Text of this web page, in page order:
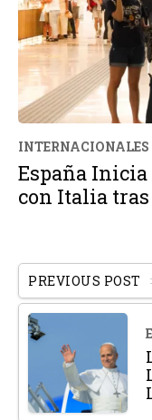
INTERNACIONALES
España
con Italia
PREVIOUS POST